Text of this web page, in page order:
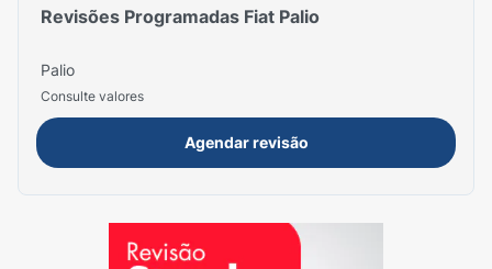
Revisões Programadas Fiat Palio
Palio
Consulte valores
Agendar revisão